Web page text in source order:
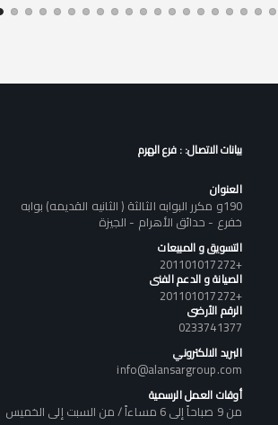
بيانات الاتصال: : فرع الهرم
العنوان
190و مكرر البوابه الثالثة ( الثانيه القديمه) بوابه
خفرع - حدائق الأهرام - الجيزة
التسويق و المبيعات
+201101017272
الصيانة و الدعم الفنى
+201101017272
الرقم الأرضى
0233741377
البريد الالكتروني
info@alansargroup.com
أوقات العمل الرسمية
من 9 صباحاً إلى 6 مساءاً / من السبت إلى الخميس